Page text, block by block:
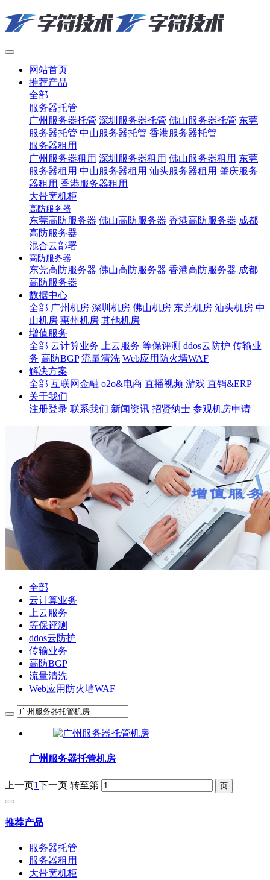
网站首页
推荐产品
全部
服务器托管
广州服务器托管 深圳服务器托管 佛山服务器托管 东莞
服务器托管 中山服务器托管 香港服务器托管
服务器租用
广州服务器租用 深圳服务器租用 佛山服务器租用 东莞
服务器租用 中山服务器租用 汕头服务器租用 肇庆服务
器租用 香港服务器租用
大带宽机柜
高防服务器
东莞高防服务器 佛山高防服务器 香港高防服务器 成都
高防服务器
混合云部署
高防服务器
东莞高防服务器 佛山高防服务器 香港高防服务器 成都
高防服务器
数据中心
全部 广州机房 深圳机房 佛山机房 东莞机房 汕头机房 中
山机房 惠州机房 其他机房
增值服务
全部 云计算业务 上云服务 等保评测 ddos云防护 传输业
务 高防BGP 流量清洗 Web应用防火墙WAF
解决方案
全部 互联网金融 o2o&电商 直播视频 游戏 直销&ERP
关于我们
注册登录 联系我们 新闻资讯 招贤纳士 参观机房申请
全部
云计算业务
上云服务
等保评测
ddos云防护
传输业务
高防BGP
流量清洗
Web应用防火墙WAF
广州服务器托管机房
上一页1下一页 转至第
推荐产品
服务器托管
服务器租用
大带宽机柜